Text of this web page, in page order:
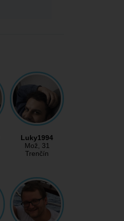
Luky1994
Mož, 31
Trenčín